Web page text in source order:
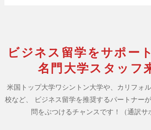
ビジネス留学をサポー
名門大学スタッフ
米国トップ大学ワシントン大学や、カリフォ
校など、
ビジネス留学を推奨するパートナーが
問をぶつけるチャンスです！（通訳サ